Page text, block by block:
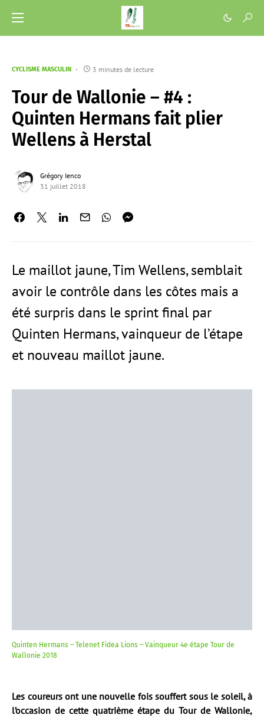
CYCLISME MASCULIN 3 minutes de lecture
Tour de Wallonie – #4 :
Quinten Hermans fait plier
Wellens à Herstal
Grégory Ienco
31 juillet 2018
Le maillot jaune, Tim Wellens, semblait
avoir le contrôle dans les côtes mais a
été surpris dans le sprint final par
Quinten Hermans, vainqueur de l’étape
et nouveau maillot jaune.
Quinten Hermans – Telenet Fidea Lions – Vainqueur 4e étape Tour de
Wallonie 2018
Les coureurs ont une nouvelle fois souffert sous le soleil, à
l’occasion de cette quatrième étape du Tour de Wallonie,